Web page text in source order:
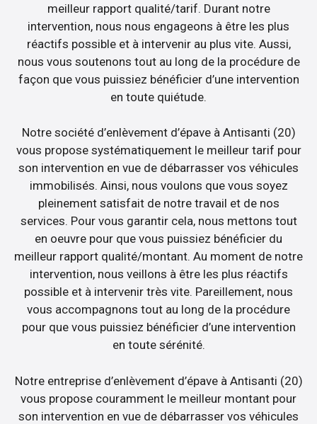
meilleur rapport qualité/tarif. Durant notre
intervention, nous nous engageons à être les plus
réactifs possible et à intervenir au plus vite. Aussi,
nous vous soutenons tout au long de la procédure de
façon que vous puissiez bénéficier d’une intervention
en toute quiétude.
Notre société d’enlèvement d’épave à Antisanti (20)
vous propose systématiquement le meilleur tarif pour
son intervention en vue de débarrasser vos véhicules
immobilisés. Ainsi, nous voulons que vous soyez
pleinement satisfait de notre travail et de nos
services. Pour vous garantir cela, nous mettons tout
en oeuvre pour que vous puissiez bénéficier du
meilleur rapport qualité/montant. Au moment de notre
intervention, nous veillons à être les plus réactifs
possible et à intervenir très vite. Pareillement, nous
vous accompagnons tout au long de la procédure
pour que vous puissiez bénéficier d’une intervention
en toute sérénité.
Notre entreprise d’enlèvement d’épave à Antisanti (20)
vous propose couramment le meilleur montant pour
son intervention en vue de débarrasser vos véhicules